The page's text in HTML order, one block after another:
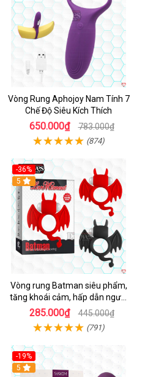
Vòng Rung Aphojoy Nam Tính 7
Chế Độ Siêu Kích Thích
650.000₫ 783.000₫
(874)
-36%
5
Vòng rung Batman siêu phẩm,
tăng khoái cảm, hấp dẫn người
dùng
285.000₫ 445.000₫
(791)
-19%
5